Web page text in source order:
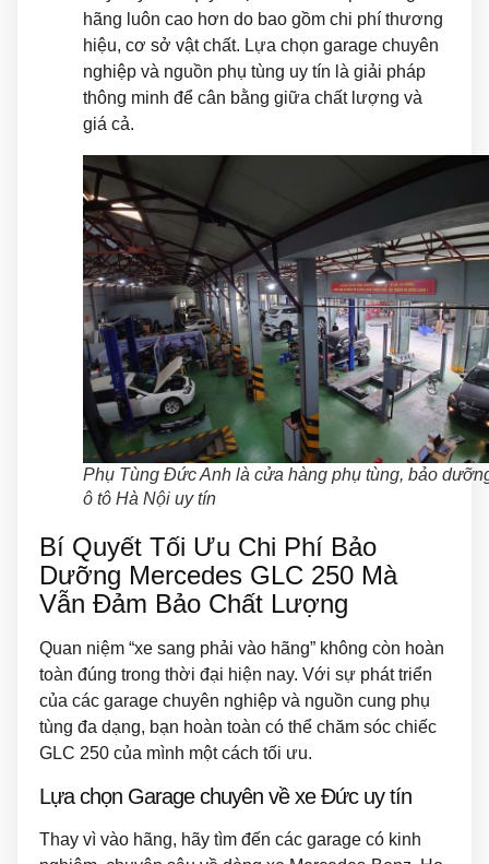
hãng luôn cao hơn do bao gồm chi phí thương
hiệu, cơ sở vật chất. Lựa chọn garage chuyên
nghiệp và nguồn phụ tùng uy tín là giải pháp
thông minh để cân bằng giữa chất lượng và
giá cả.
Phụ Tùng Đức Anh là cửa hàng phụ tùng, bảo
ô tô Hà Nội uy tín
Bí Quyết Tối Ưu Chi Phí Bảo
Dưỡng Mercedes GLC 250 Mà
Vẫn Đảm Bảo Chất Lượng
Quan niệm “xe sang phải vào hãng” không còn hoàn
toàn đúng trong thời đại hiện nay. Với sự phát triển
của các garage chuyên nghiệp và nguồn cung phụ
tùng đa dạng, bạn hoàn toàn có thể chăm sóc chiếc
GLC 250 của mình một cách tối ưu.
Lựa chọn Garage chuyên về xe Đức uy tín
Thay vì vào hãng, hãy tìm đến các garage có kinh